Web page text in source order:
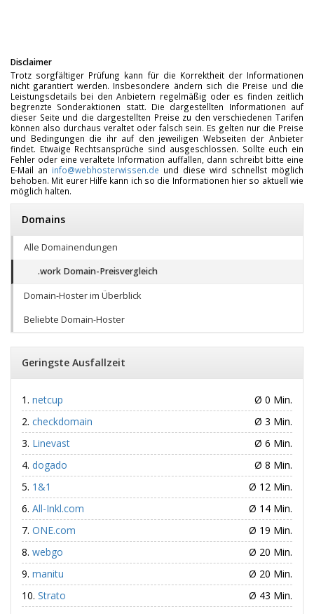
Disclaimer
Trotz sorgfältiger Prüfung kann für die Korrektheit der Informationen
nicht garantiert werden. Insbesondere ändern sich die Preise und die
Leistungsdetails bei den Anbietern regelmäßig oder es finden zeitlich
begrenzte Sonderaktionen statt. Die dargestellten Informationen auf
dieser Seite und die dargestellten Preise zu den verschiedenen Tarifen
können also durchaus veraltet oder falsch sein. Es gelten nur die Preise
und Bedingungen die ihr auf den jeweiligen Webseiten der Anbieter
findet. Etwaige Rechtsansprüche sind ausgeschlossen. Sollte euch ein
Fehler oder eine veraltete Information auffallen, dann schreibt bitte eine
E-Mail an info@webhosterwissen.de und diese wird schnellst möglich
behoben. Mit eurer Hilfe kann ich so die Informationen hier so aktuell wie
möglich halten.
Domains
Alle Domainendungen
.work Domain-Preisvergleich
Domain-Hoster im Überblick
Beliebte Domain-Hoster
Geringste Ausfallzeit
netcup
Ø 0 Min.
checkdomain
Ø 3 Min.
Linevast
Ø 6 Min.
dogado
Ø 8 Min.
1&1
Ø 12 Min.
All-Inkl.com
Ø 14 Min.
ONE.com
Ø 19 Min.
webgo
Ø 20 Min.
manitu
Ø 20 Min.
Strato
Ø 43 Min.